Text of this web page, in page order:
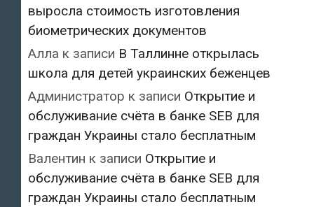
выросла стоимость изготовления
биометрических документов
Алла к записи В Таллинне открылась
школа для детей украинских беженцев
Администратор к записи Открытие и
обслуживание счёта в банке SEB для
граждан Украины стало бесплатным
Валентин к записи Открытие и
обслуживание счёта в банке SEB для
граждан Украины стало бесплатным